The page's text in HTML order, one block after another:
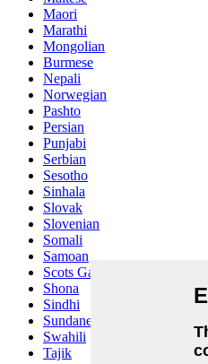
Maori
Marathi
Mongolian
Burmese
Nepali
Norwegian
Pashto
Persian
Punjabi
Serbian
Sesotho
Sinhala
Slovak
Slovenian
Somali
Samoan
Scots Gaelic
Shona
Sindhi
Sundanese
Swahili
Tajik